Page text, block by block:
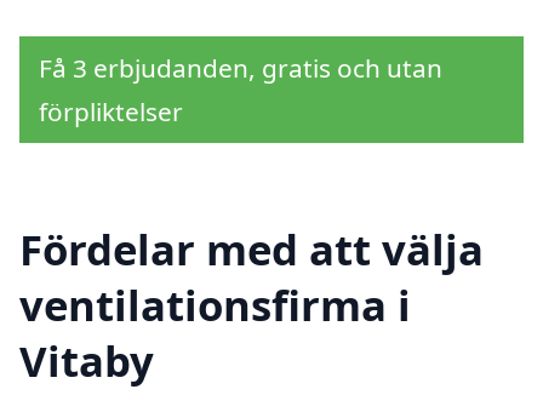
Få 3 erbjudanden, gratis och utan
förpliktelser
Fördelar med att välja
ventilationsfirma i
Vitaby